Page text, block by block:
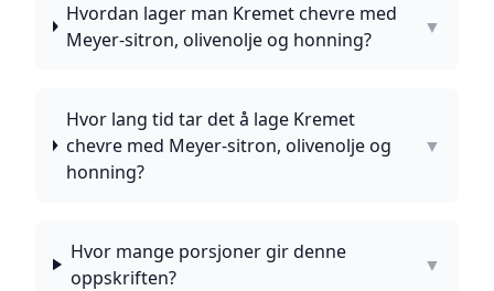
Hvordan lager man Kremet chevre med
Meyer-sitron, olivenolje og honning?
▼
Hvor lang tid tar det å lage Kremet
chevre med Meyer-sitron, olivenolje og
honning?
▼
Hvor mange porsjoner gir denne
oppskriften?
▼